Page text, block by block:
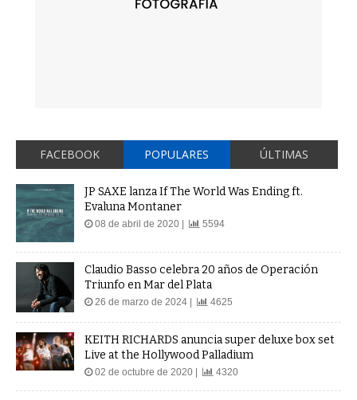
FACEBOOK POPULARES ÚLTIMAS
JP SAXE lanza If The World Was Ending ft.
Evaluna Montaner
08 de abril de 2020 | 5594
Claudio Basso celebra 20 años de Operación
Triunfo en Mar del Plata
26 de marzo de 2024 | 4625
KEITH RICHARDS anuncia super deluxe box set
Live at the Hollywood Palladium
02 de octubre de 2020 | 4320